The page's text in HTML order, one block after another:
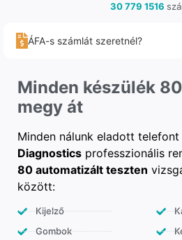
30 779 1516
ÁFA-s számlát szeretnél?
Minden készülék
megy át
Minden nálunk eladott telefont
Diagnostics professzionális
80 automatizált teszten
között:
Kijelző
Gombok